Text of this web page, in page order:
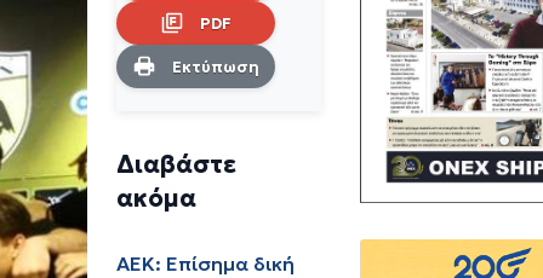
PDF
Εκτύπωση
Διαβάστε
ακόμα
ΑΕΚ: Επίσημα δική